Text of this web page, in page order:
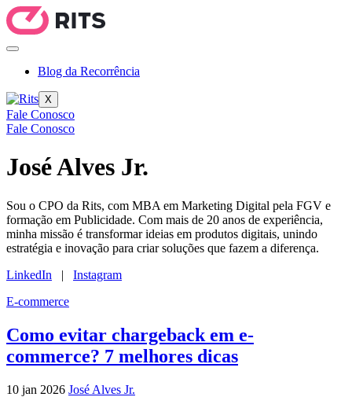
Blog da Recorrência
X
Fale Conosco
Fale Conosco
José Alves Jr.
Sou o CPO da Rits, com MBA em Marketing Digital pela FGV e
formação em Publicidade. Com mais de 20 anos de experiência,
minha missão é transformar ideias em produtos digitais, unindo
estratégia e inovação para criar soluções que fazem a diferença.
LinkedIn | Instagram
E-commerce
Como evitar chargeback em e-
commerce? 7 melhores dicas
10 jan 2026 José Alves Jr.